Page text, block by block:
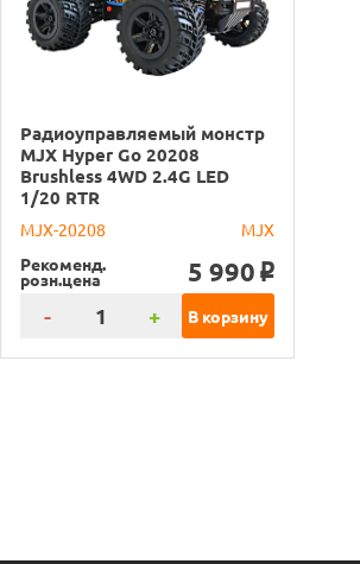
Радиоуправляемый монстр
MJX Hyper Go 20208
Brushless 4WD 2.4G LED
1/20 RTR
MJX-20208
MJX
Рекоменд.
розн.цена 5 990 o
- + В корзину